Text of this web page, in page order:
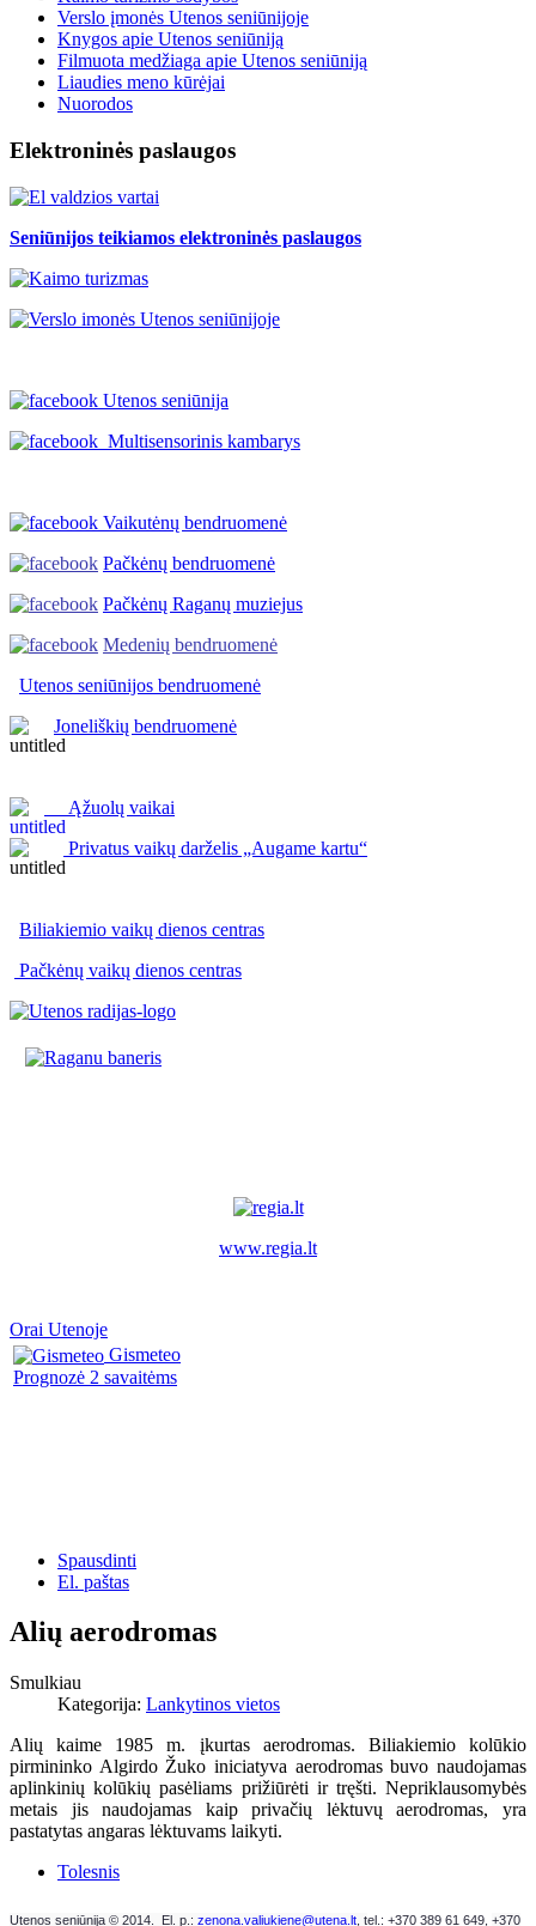
Verslo įmonės Utenos seniūnijoje
Knygos apie Utenos seniūniją
Filmuota medžiaga apie Utenos seniūniją
Liaudies meno kūrėjai
Nuorodos
Elektroninės paslaugos
Seniūnijos teikiamos elektroninės paslaugos
Utenos seniūnija
Multisensorinis kambarys
Vaikutėnų bendruomenė
Pačkėnų bendruomenė
Pačkėnų Raganų muziejus
Medenių bendruomenė
Utenos seniūnijos bendruomenė
Joneliškių bendruomenė
Ąžuolų vaikai
Privatus vaikų darželis „Augame kartu“
Biliakiemio vaikų dienos centras
Pačkėnų vaikų dienos centras
www.regia.lt
Orai Utenoje
Gismeteo
Prognozė 2 savaitėms
Spausdinti
El. paštas
Alių aerodromas
Smulkiau
Kategorija: Lankytinos vietos
Alių kaime 1985 m. įkurtas aerodromas. Biliakiemio kolūkio
pirmininko Algirdo Žuko iniciatyva aerodromas buvo naudojamas
aplinkinių kolūkių pasėliams prižiūrėti ir tręšti. Nepriklausomybės
metais jis naudojamas kaip privačių lėktuvų aerodromas, yra
pastatytas angaras lėktuvams laikyti.
Tolesnis
Utenos seniūnija © 2014. El. p.: zenona.valiukiene@utena.lt , tel.: +370 389 61 649, +370